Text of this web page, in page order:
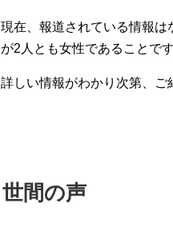
現在、報道されている情報
が2人とも女性であることです
詳しい情報がわかり次第、ご
世間の声